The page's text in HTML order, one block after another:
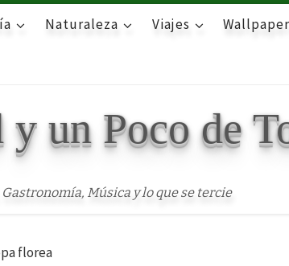
Naturaleza Viajes
un Poco de
Música y lo que se tercie
florea